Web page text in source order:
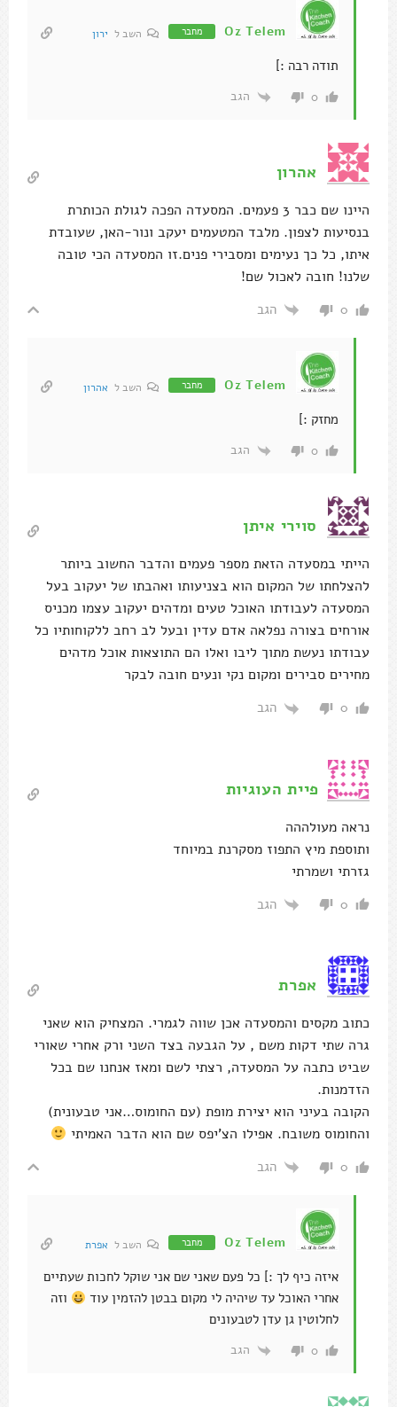
Oz Telem מחבר השב ל ירון
תודה רבה :]
0 הגב
אהרון
היינו שם כבר 3 פעמים. המסעדה הפכה לגולת הכותרת
בנסיעות לצפון. מלבד המטעמים יעקב ונור-האן, שעובדת
איתו, כל כך נעימים ומסבירי פנים.זו המסעדה הכי טובה
שלנו! חובה לאכול שם!
0 הגב
Oz Telem מחבר השב ל אהרון
מחזק :]
0 הגב
סוירי איתן
הייתי במסעדה הזאת מספר פעמים והדבר החשוב ביותר
להצלחתו של המקום הוא בצניעותו ואהבתו של יעקוב בעל
המסעדה לעבודתו האוכל טעים ומדהים יעקוב עצמו מכניס
אורחים בצורה נפלאה אדם עדין ובעל לב רחב ללקוחותיו כל
עבודתו נעשת מתוך ליבו ואלו הם התוצאות אוכל מדהים
מחירים סבירים ומקום נקי ונעים חובה לבקר
0 הגב
פיית העוגיות
נראה מעולההה
ותוספת מיץ התפוז מסקרנת במיוחד
גזרתי ושמרתי
0 הגב
אפרת
כתוב מקסים והמסעדה אכן שווה לגמרי. המצחיק הוא שאני
גרה שתי דקות משם , על הגבעה בצד השני ורק אחרי שאורי
שביט כתבה על המסעדה, רצתי לשם ומאז אנחנו שם בכל
הזדמנות.
הקובה בעיני הוא יצירת מופת (עם החומוס…אני טבעונית)
והחומוס משובח. אפילו הצ'יפס שם הוא הדבר האמיתי
0 הגב
Oz Telem מחבר השב ל אפרת
איזה כיף לך :] כל פעם שאני שם אני שוקל לחכות שעתיים
אחרי האוכל עד שיהיה לי מקום בבטן להזמין עוד
וזה
לחלוטין גן עדן לטבעונים
0 הגב